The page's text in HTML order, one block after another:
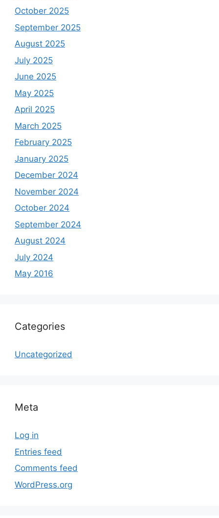
October 2025
September 2025
August 2025
July 2025
June 2025
May 2025
April 2025
March 2025
February 2025
January 2025
December 2024
November 2024
October 2024
September 2024
August 2024
July 2024
May 2016
Categories
Uncategorized
Meta
Log in
Entries feed
Comments feed
WordPress.org